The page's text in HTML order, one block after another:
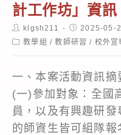
計工作坊」資訊
Post
author:
klgsh211
Post
published:
2025-05-
Post教學組 / 教師研習 / 校外宣
一、本案活動資訊摘
(一)參加對象：全國
員，以及有興趣研
的師資生皆可組隊